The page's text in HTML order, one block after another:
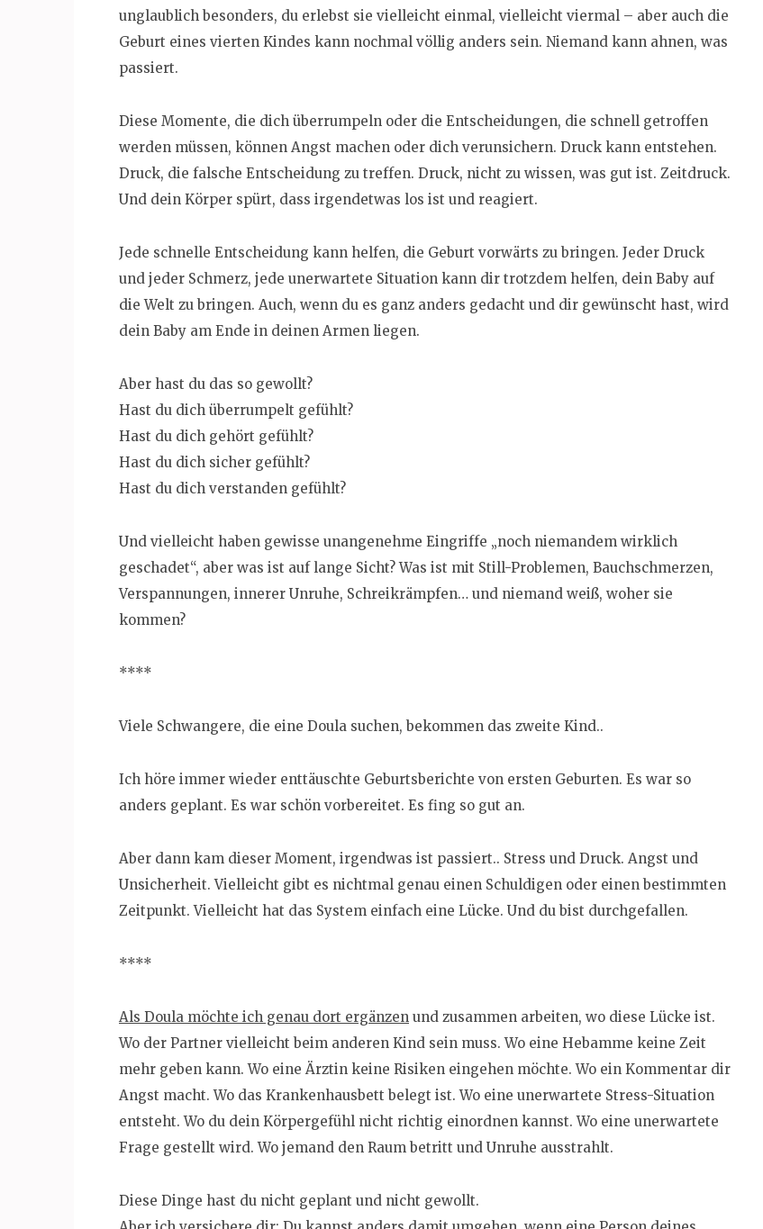
unglaublich besonders, du erlebst sie vielleicht einmal, vielleicht viermal – aber auch die
Geburt eines vierten Kindes kann nochmal völlig anders sein. Niemand kann ahnen, was
passiert.
Diese Momente, die dich überrumpeln oder die Entscheidungen, die schnell getroffen
werden müssen, können Angst machen oder dich verunsichern. Druck kann entstehen.
Druck, die falsche Entscheidung zu treffen. Druck, nicht zu wissen, was gut ist. Zeitdruck.
Und dein Körper spürt, dass irgendetwas los ist und reagiert.
Jede schnelle Entscheidung kann helfen, die Geburt vorwärts zu bringen. Jeder Druck
und jeder Schmerz, jede unerwartete Situation kann dir trotzdem helfen, dein Baby auf
die Welt zu bringen. Auch, wenn du es ganz anders gedacht und dir gewünscht hast, wird
dein Baby am Ende in deinen Armen liegen.
Aber hast du das so gewollt?
Hast du dich überrumpelt gefühlt?
Hast du dich gehört gefühlt?
Hast du dich sicher gefühlt?
Hast du dich verstanden gefühlt?
Und vielleicht haben gewisse unangenehme Eingriffe „noch niemandem wirklich
geschadet“, aber was ist auf lange Sicht? Was ist mit Still-Problemen, Bauchschmerzen,
Verspannungen, innerer Unruhe, Schreikrämpfen… und niemand weiß, woher sie
kommen?
****
Viele Schwangere, die eine Doula suchen, bekommen das zweite Kind..
Ich höre immer wieder enttäuschte Geburtsberichte von ersten Geburten. Es war so
anders geplant. Es war schön vorbereitet. Es fing so gut an.
Aber dann kam dieser Moment, irgendwas ist passiert.. Stress und Druck. Angst und
Unsicherheit. Vielleicht gibt es nichtmal genau einen Schuldigen oder einen bestimmten
Zeitpunkt. Vielleicht hat das System einfach eine Lücke. Und du bist durchgefallen.
****
Als Doula möchte ich genau dort ergänzen und zusammen arbeiten, wo diese Lücke ist.
Wo der Partner vielleicht beim anderen Kind sein muss. Wo eine Hebamme keine Zeit
mehr geben kann. Wo eine Ärztin keine Risiken eingehen möchte. Wo ein Kommentar dir
Angst macht. Wo das Krankenhausbett belegt ist. Wo eine unerwartete Stress-Situation
entsteht. Wo du dein Körpergefühl nicht richtig einordnen kannst. Wo eine unerwartete
Frage gestellt wird. Wo jemand den Raum betritt und Unruhe ausstrahlt.
Diese Dinge hast du nicht geplant und nicht gewollt.